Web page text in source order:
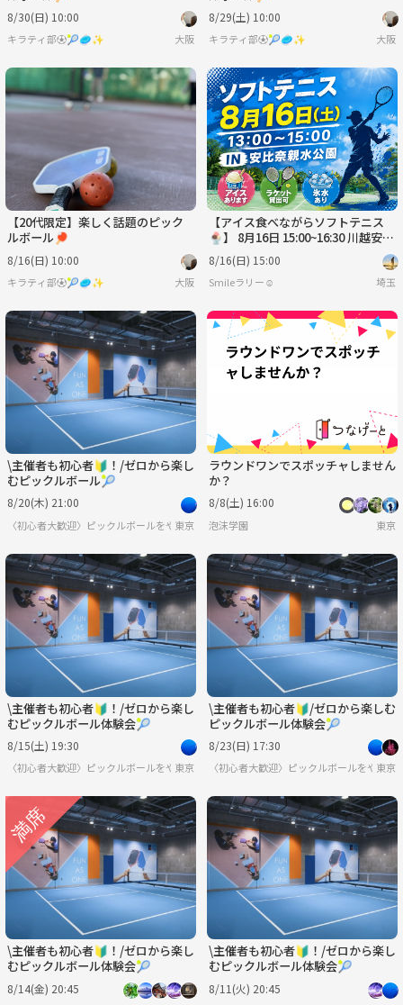
8/30(日) 10:00
キラティ部⚽️🎾🥏✨ 大阪
8/29(土) 10:00
キラティ部⚽️🎾🥏✨ 大阪
【20代限定】楽しく話題のピック
ルボール🏓
8/16(日) 10:00
キラティ部⚽️🎾🥏✨ 大阪
【アイス食べながらソフトテニス
🍨】 8月16日 15:00~16:30 川越安比
奈親水公園
8/16(日) 15:00
埼玉
\主催者も初心者🔰！/ゼロから楽し
むピックルボール🎾
8/20(木) 21:00
〈初心者大歓迎〉ピックルボールをやろう
東京
ラウンドワンでスポッチャしません
か？
8/8(土) 16:00
泡沫学園 東京
\主催者も初心者🔰！/ゼロから楽し
むピックルボール体験会🎾
8/15(土) 19:30
〈初心者大歓迎〉ピックルボールをやろう
東京
\主催者も初心者🔰/ゼロから楽しむ
ピックルボール体験会🎾
8/23(日) 17:30
〈初心者大歓迎〉ピックルボールをやろう
東京
\主催者も初心者🔰！/ゼロから楽し
むピックルボール体験会🎾
8/14(金) 20:45
\主催者も初心者🔰！/ゼロから楽し
むピックルボール体験会🎾
8/11(火) 20:45